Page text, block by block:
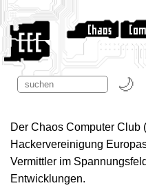
Der Chaos Computer Club
Hackervereinigung
Vermittler im
Entwicklungen.